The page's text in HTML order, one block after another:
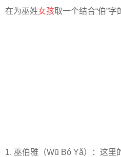
在为巫姓女孩取一个结合“伯”
1. 巫伯雅（Wū Bó Yǎ）：这里